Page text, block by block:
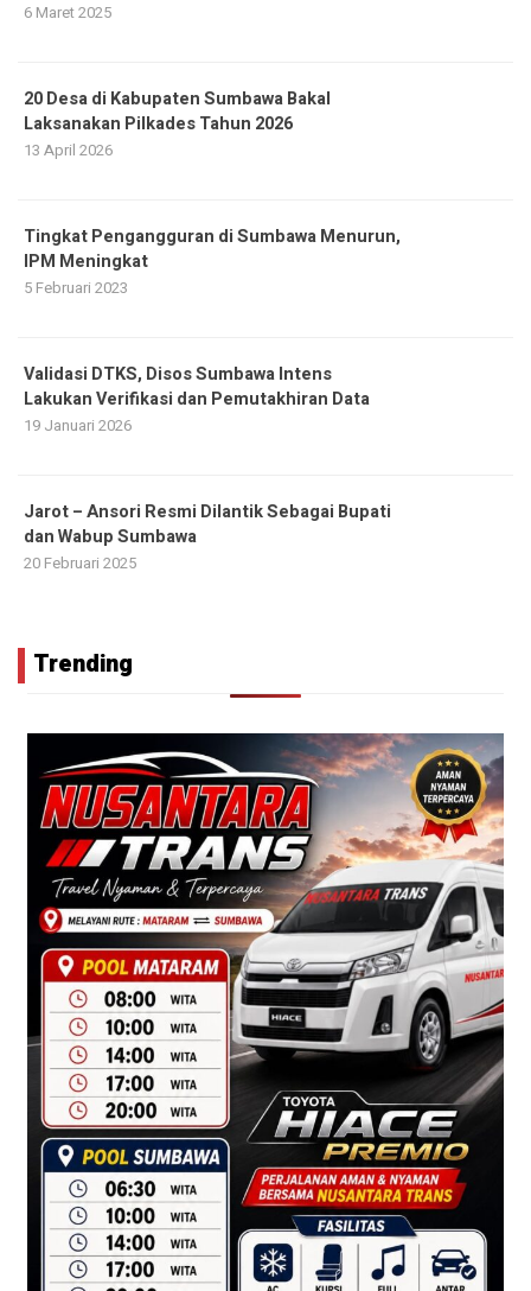
6 Maret 2025
20 Desa di Kabupaten Sumbawa Bakal
Laksanakan Pilkades Tahun 2026
13 April 2026
Tingkat Pengangguran di Sumbawa Menurun,
IPM Meningkat
5 Februari 2023
Validasi DTKS, Disos Sumbawa Intens
Lakukan Verifikasi dan Pemutakhiran Data
19 Januari 2026
Jarot – Ansori Resmi Dilantik Sebagai Bupati
dan Wabup Sumbawa
20 Februari 2025
Trending